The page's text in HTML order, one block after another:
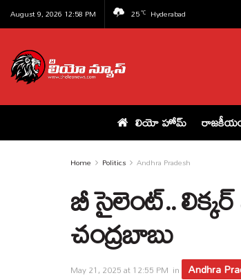
August 9, 2026 12:58 PM 25°C Hyderabad
లియో హోమ్
Home Politics Andhra Pradesh
బీ సైలెంట్‌..
చంద్రబాబు
May 21, 2025 at 12:55 PM in Andhra